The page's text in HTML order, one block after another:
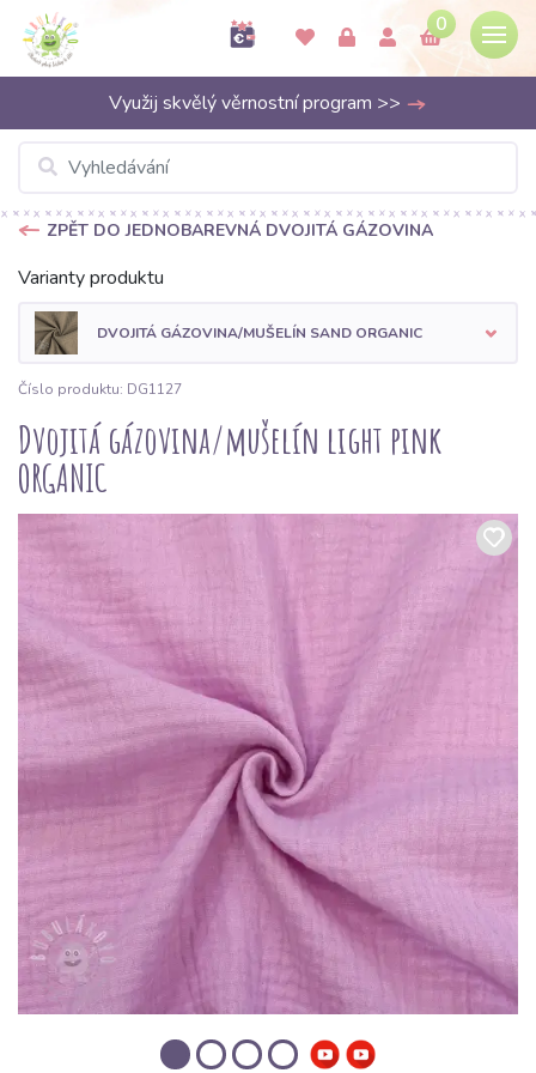
0
Využij skvělý věrnostní program >>
ZPĚT DO JEDNOBAREVNÁ DVOJITÁ GÁZOVINA
Varianty produktu
DVOJITÁ GÁZOVINA/MUŠELÍN SAND ORGANIC
Číslo produktu: DG1127
Dvojitá gázovina/mušelín light pink
ORGANIC